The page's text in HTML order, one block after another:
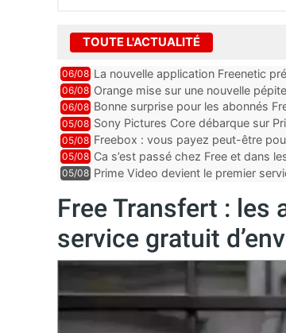
TOUTE L'ACTUALITÉ
06/08 La nouvelle application Freenetic
abonnés Freebox, testez la
06/08 Orange mise sur une nouvelle pépite
06/08 Bonne surprise pour les abonnés
inclus
05/08 Sony Pictures Core débarque sur
05/08 Freebox : vous payez peut-être
abonnements TV oubliés
05/08 Ca s’est passé chez Free et dans
pointe le bout de...
05/08 Prime Video devient le premier
Free Transfert : les
service gratuit